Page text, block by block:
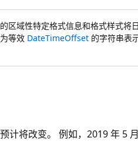
区域性特定格式信息和格式样式将
等效 DateTimeOffset 的字符串表
计将改变。 例如，2019 年 5